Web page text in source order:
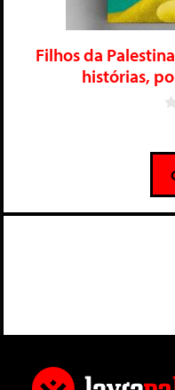
Filhos da
histórias,
5